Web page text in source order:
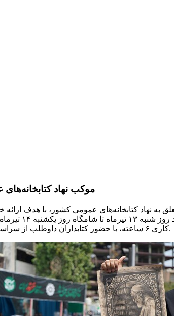
موکب نهاد
نهاد کتابخانه‌های عمومی کشور، با هدف ارائه
کاری ۶ ساعته، با حضور کتابداران داوطلب از سراسر کشور، پذیرای عموم زائران و شیفتگان رهبر شهید است.